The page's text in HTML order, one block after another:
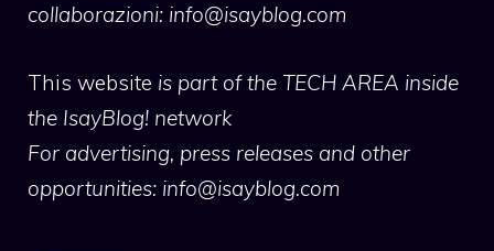
collaborazioni: info@isayblog.com
This website is part of the TECH AREA inside
the IsayBlog! network
For advertising, press releases and other
opportunities: info@isayblog.com